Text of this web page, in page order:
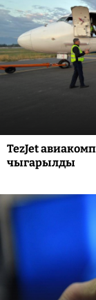
TezJet
чыгарылды